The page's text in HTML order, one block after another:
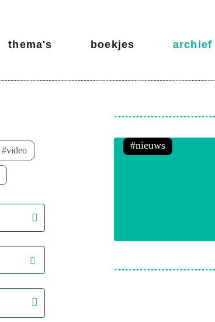
thema's boekjes archief
video
label
label
nieuws